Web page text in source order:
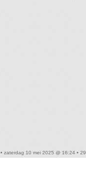
• zaterdag 10 mei 2025 @ 16:24 • 29